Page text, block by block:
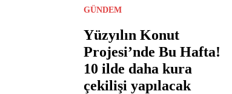
GÜNDEM
Yüzyılın Konut
Projesi’nde Bu Hafta!
10 ilde daha kura
çekilişi yapılacak